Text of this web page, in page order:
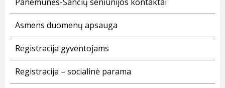
Asmens duomenų apsauga
Registracija gyventojams
Registracija – socialinė parama